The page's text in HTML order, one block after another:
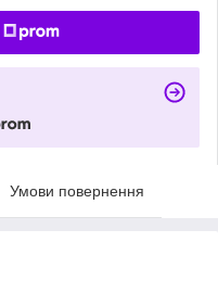
Умови повернення